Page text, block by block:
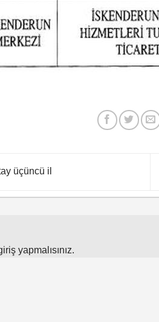
üçüncü il
yapmalısınız.